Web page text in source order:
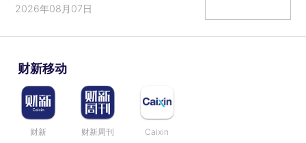
2026年08月07日
财新移动
财新 财新周刊 Caixin